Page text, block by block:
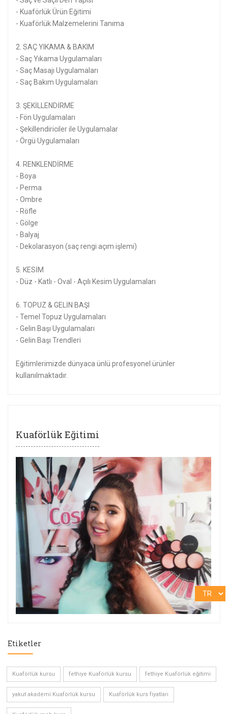
- Kuaförlük Ürün Eğitimi
- Kuaförlük Malzemelerini Tanıma
2. SAÇ YIKAMA & BAKIM
- Saç Yıkama Uygulamaları
- Saç Masajı Uygulamaları
- Saç Bakım Uygulamaları
3. ŞEKİLLENDİRME
- Fön Uygulamaları
- Şekillendiriciler ile Uygulamalar
- Örgü Uygulamaları
4. RENKLENDİRME
- Boya
- Perma
- Ombre
- Röfle
- Gölge
- Balyaj
- Dekolarasyon (saç rengi açım işlemi)
5. KESİM
- Düz - Katlı - Oval - Açılı Kesim Uygulamaları
6. TOPUZ & GELİN BAŞI
- Temel Topuz Uygulamaları
- Gelin Başı Uygulamaları
- Gelin Başı Trendleri
Eğitimlerimizde dünyaca ünlü profesyonel ürünler
kullanılmaktadır.
Kuaförlük Eğitimi
Etiketler
Kuaförlük kursu fethiye Kuaförlük kursu fethiye Kuaförlük eğitimi
yakut akademi Kuaförlük kursu Kuaförlük kurs fiyatları